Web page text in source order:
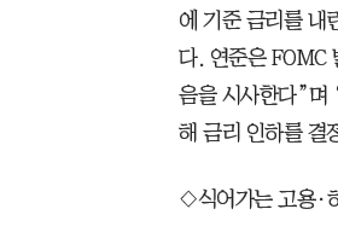
에 기준 금리를 내
다. 연준은 FOMC
음을 시사한다”며
해 금리 인하를 결
◇식어가는 고용·